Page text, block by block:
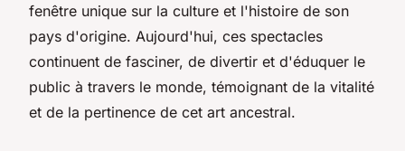
fenêtre unique sur la culture et l'histoire de son
pays d'origine. Aujourd'hui, ces spectacles
continuent de fasciner, de divertir et d'éduquer le
public à travers le monde, témoignant de la vitalité
et de la pertinence de cet art ancestral.